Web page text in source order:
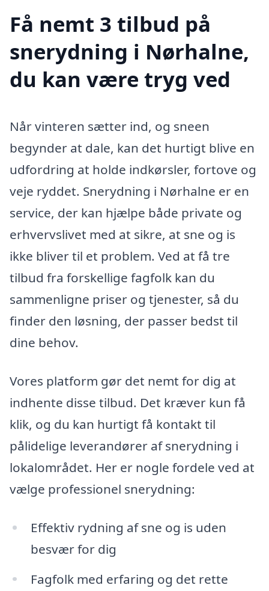
Få nemt 3 tilbud på
snerydning i Nørhalne,
du kan være tryg ved
Når vinteren sætter ind, og sneen
begynder at dale, kan det hurtigt blive en
udfordring at holde indkørsler, fortove og
veje ryddet. Snerydning i Nørhalne er en
service, der kan hjælpe både private og
erhvervslivet med at sikre, at sne og is
ikke bliver til et problem. Ved at få tre
tilbud fra forskellige fagfolk kan du
sammenligne priser og tjenester, så du
finder den løsning, der passer bedst til
dine behov.
Vores platform gør det nemt for dig at
indhente disse tilbud. Det kræver kun få
klik, og du kan hurtigt få kontakt til
pålidelige leverandører af snerydning i
lokalområdet. Her er nogle fordele ved at
vælge professionel snerydning:
Effektiv rydning af sne og is uden
besvær for dig
Fagfolk med erfaring og det rette